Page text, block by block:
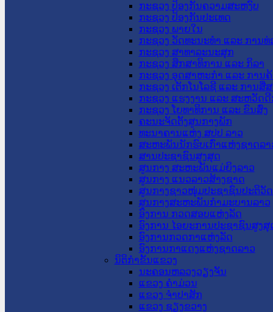
ກະຊວງ ປ້ອງກັນຄວາມສະຫງົບ
ກະຊວງ ປ້ອງກັນປະເທດ
ກະຊວງ ພາຍໃນ
ກະຊວງ ວັດທະນະທຳ ແລະ ການທ່
ກະຊວງ ສາທາລະນະສຸກ
ກະຊວງ ສຶກສາທິການ ແລະ ກິລາ
ກະຊວງ ອຸດສາຫະກຳ ແລະ ການຄ້
ກະຊວງ ເຕັກໂນໂລຊີ ແລະ ການສື່
ກະຊວງ ແຮງງານ ແລະ ສະຫວັດ
ກະຊວງ ໂຍທາທິການ ແລະ ຂົນສົ່ງ
ຄະນະຈັດຕັ້ງສູນກາງພັກ
ທະນາຄານແຫ່ງ ສປປ ລາວ
ສະຫະພັນນັກຮົບເກົ່າແຫ່ງຊາດລາ
ສານປະຊາຊົນສູງສຸດ
ສູນກາງ ສະຫະພັນແມ່ຍິງລາວ
ສູນກາງ ແນວລາວສ້າງຊາດ
ສູນກາງຊາວໜຸ່ມປະຊາຊົນປະຕິວັ
ສູນກາງສະຫະພັນກຳມະບານລາວ
ອົງການ ກວດສອບແຫ່ງລັດ
ອົງການ ໄອຍະການປະຊາຊົນສູງສຸ
ອົງການກວດກາແຫ່ງລັດ
ອົງການກາແດງແຫ່ງຊາດລາວ
ນິຕິກໍາຂັ້ນແຂວງ
ນະ​ຄອນ​ຫລວງວຽງຈັນ
ແຂວງ ຄໍາມ່ວນ
ແຂວງ ຈໍາປາສັກ
ແຂວງ ຊຽງຂວາງ